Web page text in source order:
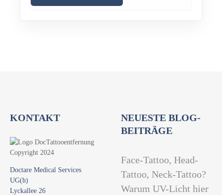
KONTAKT
Doctare Medical Services
UG(h)
Lyckallee 26
NEUESTE BLOG-
BEITRÄGE
Face-Tattoo, Head-
Tattoo, Neck-Tattoo?
Warum UV-Licht hier